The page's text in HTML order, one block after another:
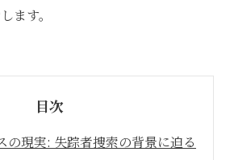
ます。
目次
の現実: 失踪者捜索の背景に迫る